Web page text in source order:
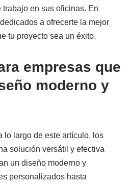
en sus oficinas. En
a ofrecerte la mejor
tu proyecto sea un éxito.
empresas que
moderno y
lo largo de este artículo, los
solución versátil y efectiva
un diseño moderno y
personalizados hasta